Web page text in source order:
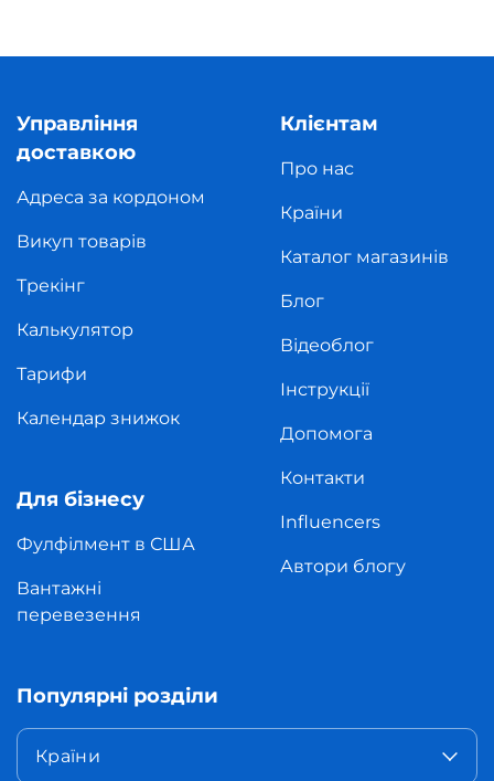
Управління
доставкою
Адреса за кордоном
Викуп товарів
Трекінг
Калькулятор
Тарифи
Календар знижок
Для бізнесу
Фулфілмент в США
Вантажні
перевезення
Клієнтам
Про нас
Країни
Каталог магазинів
Блог
Відеоблог
Інструкції
Допомога
Контакти
Influencers
Автори блогу
Популярні розділи
Країни